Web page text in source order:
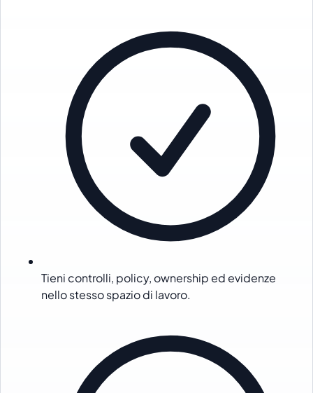
Tieni controlli, policy, ownership ed evidenze
nello stesso spazio di lavoro.